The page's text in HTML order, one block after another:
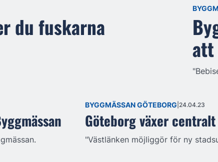
du fuskarna
att
BYGGMÄSSAN GÖTEBORG 24.04.23
Göteborg växer centralt
"Västlänken möjliggör för ny